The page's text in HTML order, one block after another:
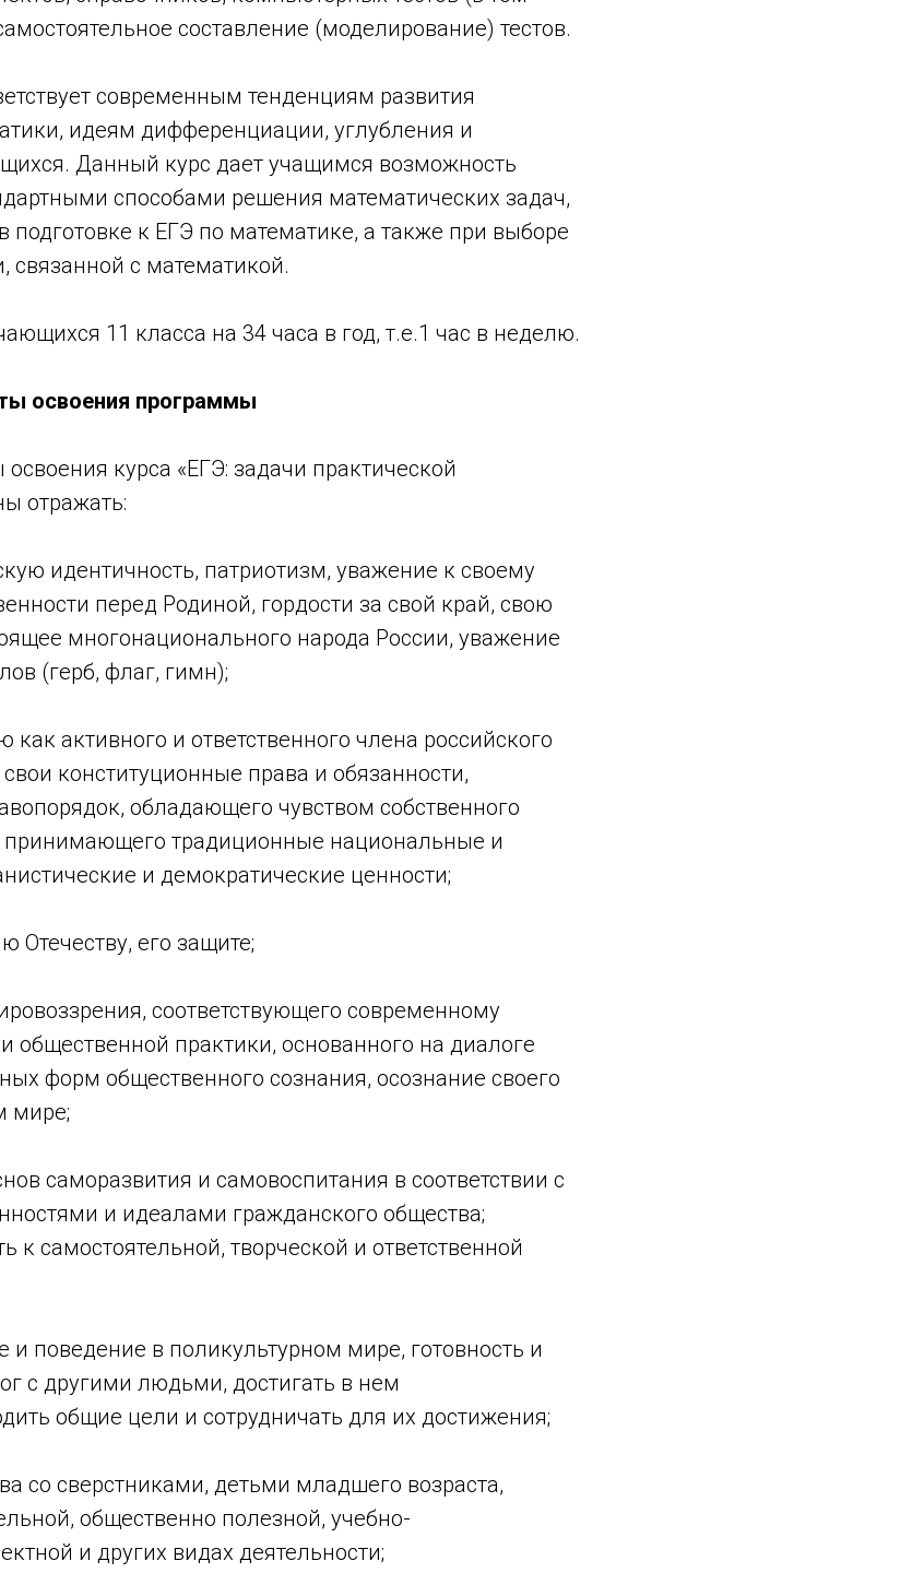
составление (моделирование) тестов.
современным тенденциям развития
идеям дифференциации, углубления и
Данный курс дает учащимся возможность
способами решения математических задач,
к ЕГЭ по математике, а также при выборе
с математикой.
11 класса на 34 часа в год, т.е.1 час в неделю.
освоения программы
освоения курса «ЕГЭ: задачи практической
отражать:
идентичность, патриотизм, уважение к своему
перед Родиной, гордости за свой край, свою
многонационального народа России, уважение
(герб, флаг, гимн);
активного и ответственного члена российского
конституционные права и обязанности,
обладающего чувством собственного
принимающего традиционные национальные и
и демократические ценности;
Отечеству, его защите;
соответствующего современному
общественной практики, основанного на диалоге
форм общественного сознания, осознание своего
мире;
саморазвития и самовоспитания в соответствии с
и идеалами гражданского общества;
к самостоятельной, творческой и ответственной
и поведение в поликультурном мире, готовность и
с другими людьми, достигать в нем
общие цели и сотрудничать для их достижения;
со сверстниками, детьми младшего возраста,
общественно полезной, учебно-
и других видах деятельности;